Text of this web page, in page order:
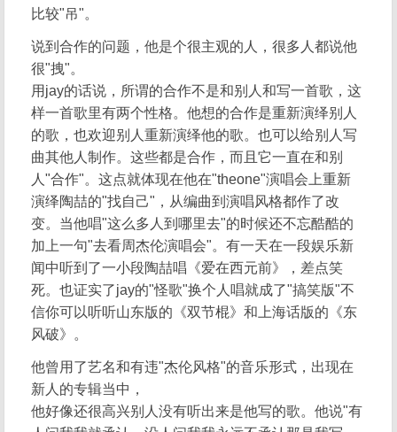
比较"吊"。
说到合作的问题，他是个很主观的人，很多人都说他
很"拽"。
用jay的话说，所谓的合作不是和别人和写一首歌，这
样一首歌里有两个性格。他想的合作是重新演绎别人
的歌，也欢迎别人重新演绎他的歌。也可以给别人写
曲其他人制作。这些都是合作，而且它一直在和别
人"合作"。这点就体现在他在"theone"演唱会上重新
演绎陶喆的"找自己"，从编曲到演唱风格都作了改
变。当他唱"这么多人到哪里去"的时候还不忘酷酷的
加上一句"去看周杰伦演唱会"。有一天在一段娱乐新
闻中听到了一小段陶喆唱《爱在西元前》，差点笑
死。也证实了jay的"怪歌"换个人唱就成了"搞笑版"不
信你可以听听山东版的《双节棍》和上海话版的《东
风破》。
他曾用了艺名和有违"杰伦风格"的音乐形式，出现在
新人的专辑当中，
他好像还很高兴别人没有听出来是他写的歌。他说"有